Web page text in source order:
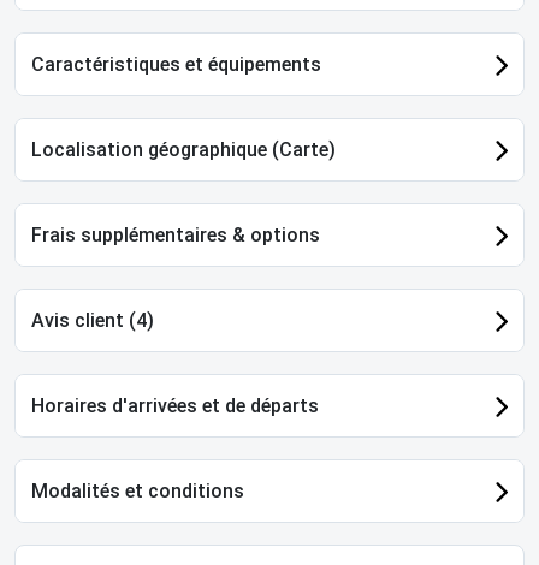
Caractéristiques et équipements
Localisation géographique (Carte)
Frais supplémentaires & options
Avis client (4)
Horaires d'arrivées et de départs
Modalités et conditions